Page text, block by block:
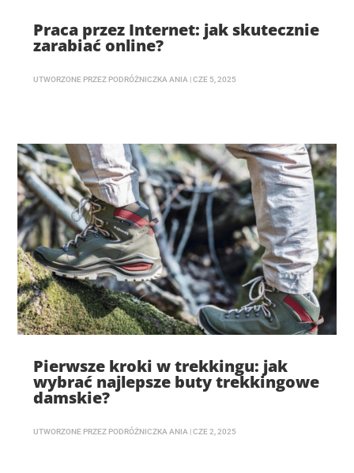
Praca przez Internet: jak skutecznie
zarabiać online?
UTWORZONE PRZEZ PODRÓŻNICZKA ANIA |CZE 5, 2025
Pierwsze kroki w trekkingu: jak
wybrać najlepsze buty trekkingowe
damskie?
UTWORZONE PRZEZ PODRÓŻNICZKA ANIA |CZE 2, 2025